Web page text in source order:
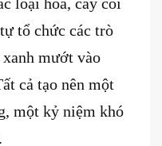
tổ chức các trò
mướt vào
cả tạo nên một
một kỷ niệm khó